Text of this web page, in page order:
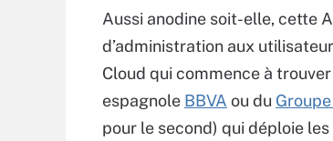
Aussi anodine soit-elle, cette
d’administration aux
Cloud qui commence à
espagnole BBVA ou du
pour le second) qui déploie